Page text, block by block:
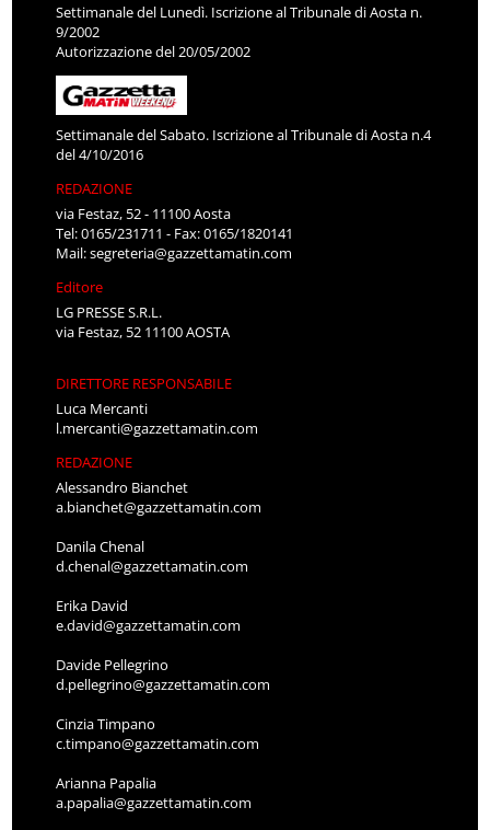
Settimanale del Lunedì. Iscrizione al Tribunale di Aosta n.
9/2002
Autorizzazione del 20/05/2002
Settimanale del Sabato. Iscrizione al Tribunale di Aosta n.4
del 4/10/2016
REDAZIONE
via Festaz, 52 - 11100 Aosta
Tel: 0165/231711 - Fax: 0165/1820141
Mail:segreteria@gazzettamatin.com
Editore
LG PRESSE S.R.L.
via Festaz, 52 11100 AOSTA
DIRETTORE RESPONSABILE
Luca Mercanti
l.mercanti@gazzettamatin.com
REDAZIONE
Alessandro Bianchet
a.bianchet@gazzettamatin.com
Danila Chenal
d.chenal@gazzettamatin.com
Erika David
e.david@gazzettamatin.com
Davide Pellegrino
d.pellegrino@gazzettamatin.com
Cinzia Timpano
c.timpano@gazzettamatin.com
Arianna Papalia
a.papalia@gazzettamatin.com